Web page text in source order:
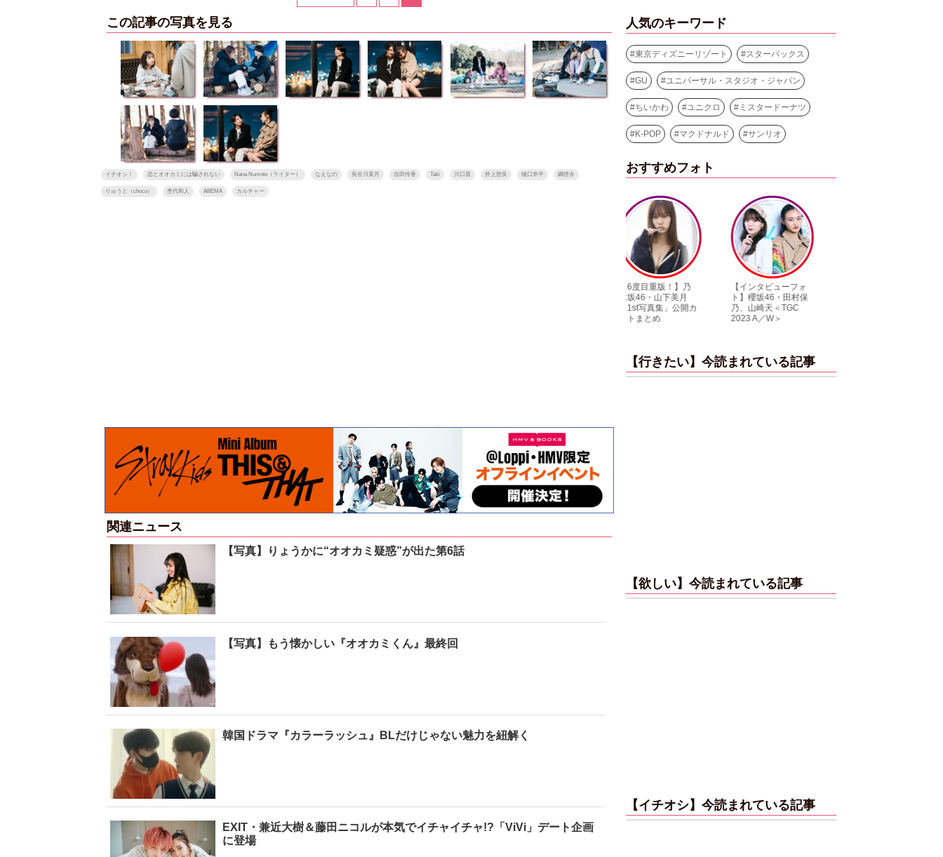
この記事の写真を見る
イチオシ！ 恋とオオカミには騙されない Nana Numoto（ライター） なえなの 長谷川美月 吉田伶香 Taki 川口葵 井上想良 樋口幸平 綱啓永
りゅうと（choco） 杢代和人 ABEMA カルチャー
関連ニュース
【写真】りょうかに“オオカミ疑惑”が出た第6話
【写真】もう懐かしい『オオカミくん』最終回
韓国ドラマ『カラーラッシュ』BLだけじゃない魅力を紐解く
EXIT・兼近大樹＆藤田ニコルが本気でイチャイチャ!?「ViVi」デート企画
に登場
人気のキーワード
#東京ディズニーリゾート #スターバックス
#GU #ユニバーサル・スタジオ・ジャパン
#ちいかわ #ユニクロ # ミスタードーナツ
#K-POP #マクドナルド #サンリオ
おすすめフォト
【インタビューフォ
ト】櫻坂46・田村保
乃、山崎天＜TGC
2023 A／W＞
ピンクの衣装がステ
キ！ 「ME:I」MIU＆
KEIKO撮り下ろしイ
ンタビューフォト
【行きたい】今読まれている記事
【欲しい】今読まれている記事
【イチオシ】今読まれている記事